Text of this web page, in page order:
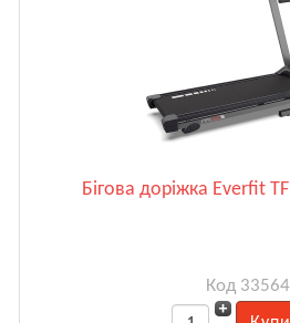
Бігова доріжка Everfit
Код 33564